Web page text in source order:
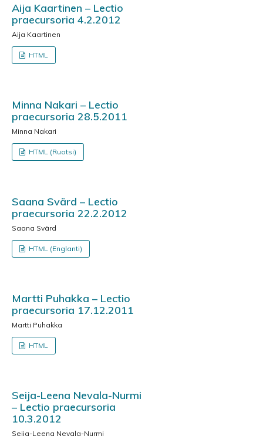
Aija Kaartinen – Lectio
praecursoria 4.2.2012
Aija Kaartinen
HTML
Minna Nakari – Lectio
praecursoria 28.5.2011
Minna Nakari
HTML (Ruotsi)
Saana Svärd – Lectio
praecursoria 22.2.2012
Saana Svärd
HTML (Englanti)
Martti Puhakka – Lectio
praecursoria 17.12.2011
Martti Puhakka
HTML
Seija-Leena Nevala-Nurmi
– Lectio praecursoria
10.3.2012
Seija-Leena Nevala-Nurmi